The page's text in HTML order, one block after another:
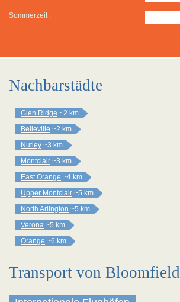
Sommerzeit :
Nachbarstädte
Glen Ridge ~2 km
Belleville ~2 km
Nutley ~3 km
Montclair ~3 km
East Orange ~4 km
Upper Montclair ~5 km
North Arlington ~5 km
Verona ~5 km
Orange ~6 km
Transport von Bloomfield